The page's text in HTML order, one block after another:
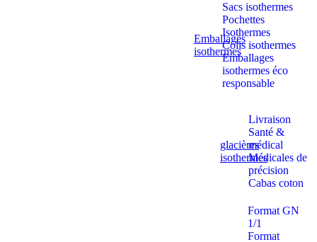
Emballages
isothermes
Sacs isothermes
Pochettes
Isothermes
Colis isothermes
Emballages
isothermes éco
responsable
glacières
isothermes
Livraison
Santé &
médical
Médicales de
précision
Cabas coton
Format GN
1/1
Format